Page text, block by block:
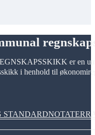
er en
i henhold til
STANDARDNOTATER